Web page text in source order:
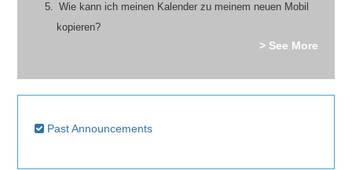
Wie kann ich meinen Kalender zu meinem neuen Mobil
kopieren?
> See More
Past Announcements